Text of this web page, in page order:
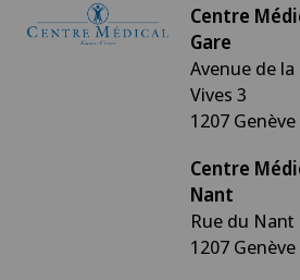
Centre
Gare
Avenue de
Vives 3
1207 Genève
Centre
Nant
Rue du Nant
1207 Genève